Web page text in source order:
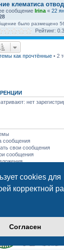
cookies для
корректной
Согласен
клематиса
сообщение Irina « 22
было размещено
Рейтинг:
как прочтённые• 2
нет
сообщения
свои сообщения
сообщения
Список форумов
Конфиденциальность |